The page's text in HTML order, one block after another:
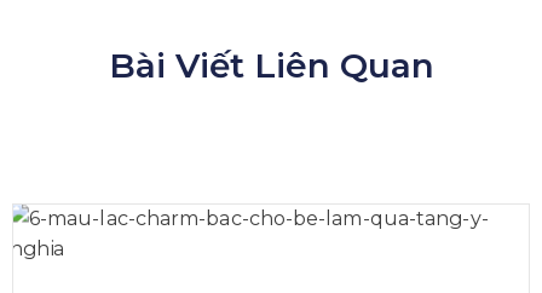
Bài Viết Liên Quan